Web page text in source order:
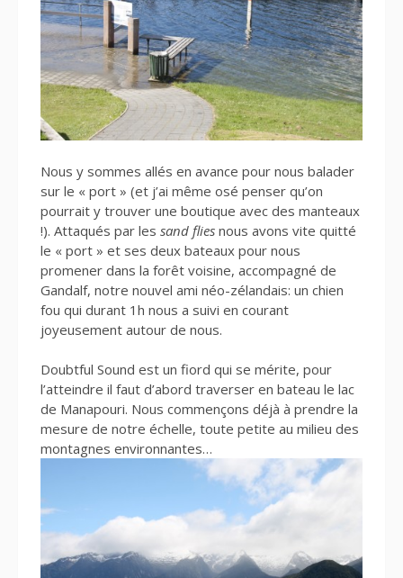
Nous y sommes allés en avance pour nous balader
sur le « port » (et j’ai même osé penser qu’on
pourrait y trouver une boutique avec des manteaux
!). Attaqués par les sand flies nous avons vite quitté
le « port » et ses deux bateaux pour nous
promener dans la forêt voisine, accompagné de
Gandalf, notre nouvel ami néo-zélandais: un chien
fou qui durant 1h nous a suivi en courant
joyeusement autour de nous.
Doubtful Sound est un fiord qui se mérite, pour
l’atteindre il faut d’abord traverser en bateau le lac
de Manapouri. Nous commençons déjà à prendre la
mesure de notre échelle, toute petite au milieu des
montagnes environnantes…